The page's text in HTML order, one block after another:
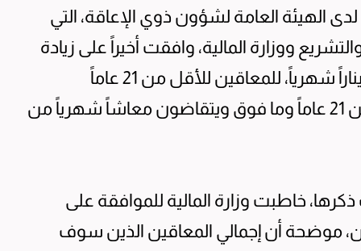
الهيئة العامة لشؤون ذوي الإعاقة، التي
ووزارة المالية، وافقت أخيراً على زيادة
المعاش الأساسي لذوي الإعاقة بواقع 50 ديناراً شهرياً، للمعاقين للأقل من 21 عاماً
ويصرفون مخصصاتهم من الهيئة، أو البالغين 21 عاماً وما فوق ويتقاضون معاشاً شهرياً من
خاطبت وزارة المالية للموافقة على
موضحة أن إجمالي المعاقين الذين سوف